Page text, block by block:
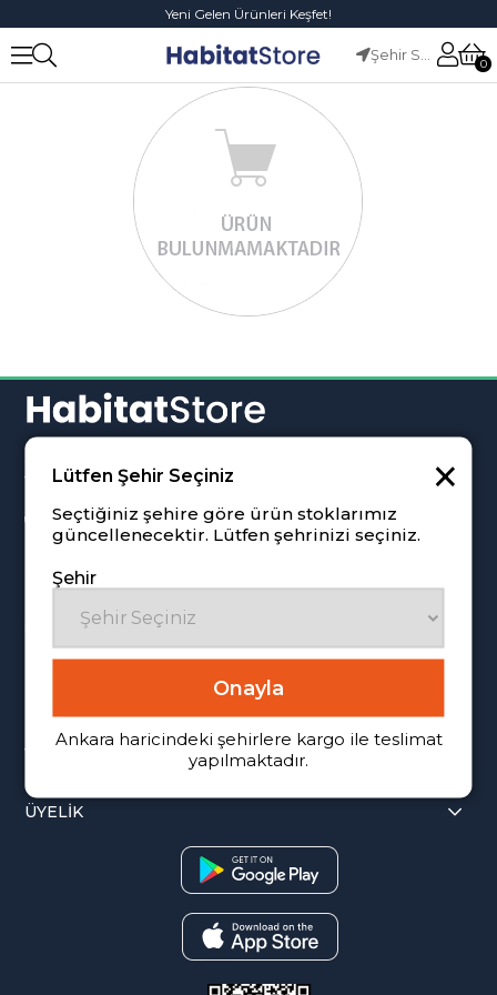
Yeni Gelen Ürünleri Keşfet!
Şehir Seçiniz
×
Lütfen Şehir Seçiniz
Seçtiğiniz şehire göre ürün stoklarımız
güncellenecektir. Lütfen şehrinizi seçiniz.
Şehir
Onayla
Ankara haricindeki şehirlere kargo ile teslimat
yapılmaktadır.
0
Yenimahalle
+90 530 604 86 66
eticaret@rampagida.com.tr
YARDIM & DESTEK
ÜYELİK